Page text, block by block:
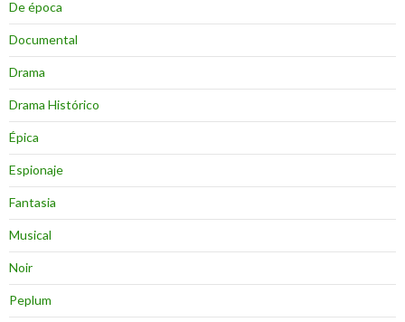
De época
Documental
Drama
Drama Histórico
Épica
Espionaje
Fantasia
Musical
Noir
Peplum